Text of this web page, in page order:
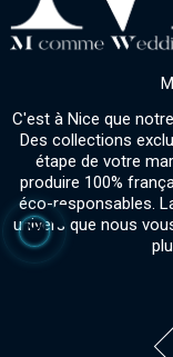
C'est à Nice que
Des collections
étape de votre
produire 100%
éco-responsables.
univers que nous